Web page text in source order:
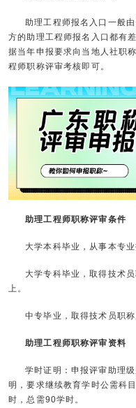
助理工程师报名入口一般
方的助理工程师报名入口都有
据当年申报要求向当地人社职
程师职称评审考核即可。
助理工程师职称评审条件
大学本科毕业，从事本专
大学专科毕业，取得技术
上。
中专毕业，取得技术员职
助理工程师职称评审资料
学时证明：申报评审助理
明，要求继续教育学时公需科
时，总需90学时。